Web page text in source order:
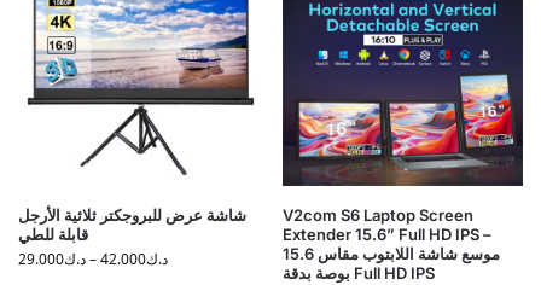
شاشة عرض للبروجكتر ثلاثية الأرجل
قابلة للطي
د.ك29.000 – د.ك42.000
V2com S6 Laptop Screen
Extender 15.6” Full HD IPS –
موسع شاشة اللابتوب مقاس 15.6
بوصة بدقة Full HD IPS